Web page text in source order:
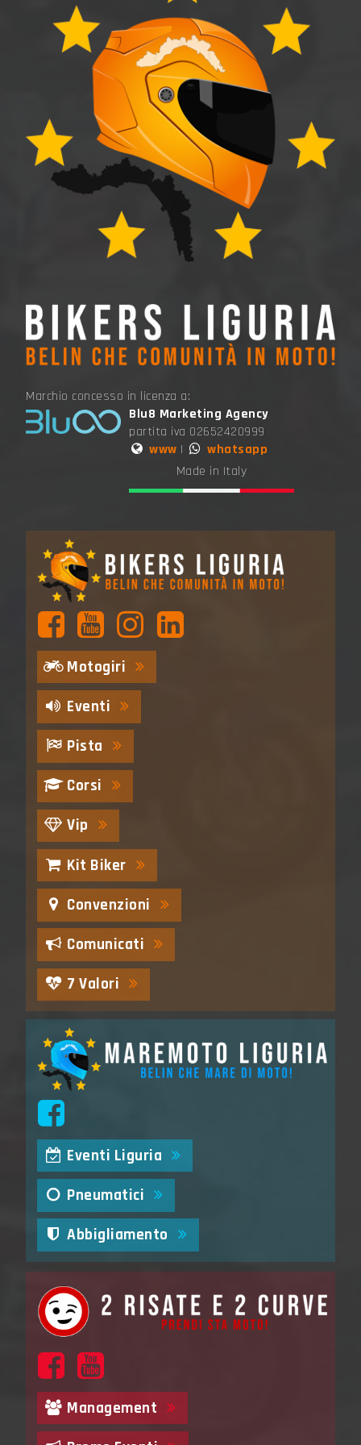
Marchio concesso in licenza a:
Blu8 Marketing Agency
partita iva 02652420999
www |
whatsapp
Made in Italy
Motogiri
Eventi
Pista
Corsi
Vip
Kit Biker
Convenzioni
Comunicati
7 Valori
Eventi Liguria
Pneumatici
Abbigliamento
Management